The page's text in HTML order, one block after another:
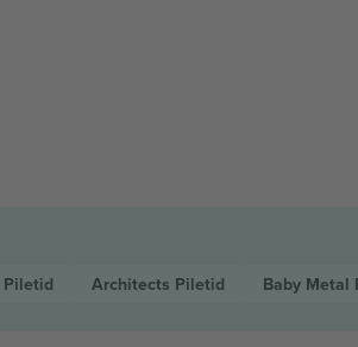
Piletid Architects Piletid Baby Metal